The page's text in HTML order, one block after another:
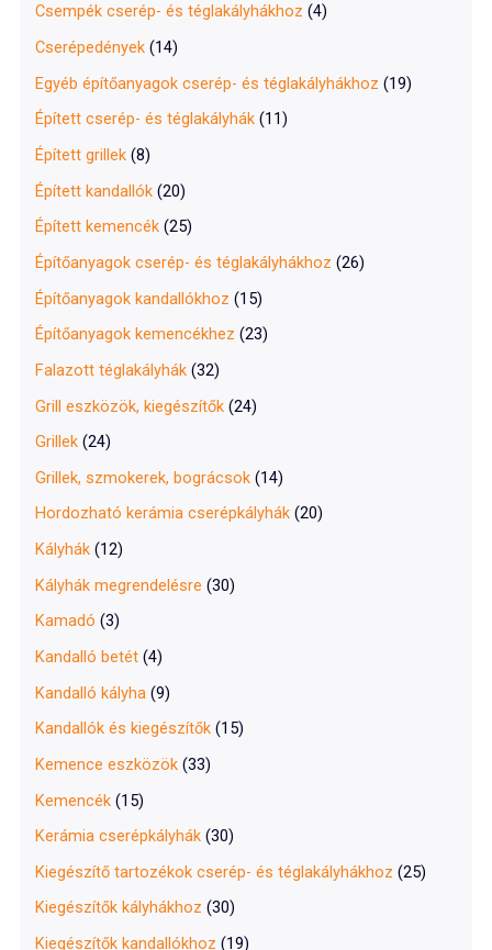
Csempék cserép- és téglakályhákhoz (4)
Cserépedények (14)
Egyéb építőanyagok cserép- és téglakályhákhoz (19)
Épített cserép- és téglakályhák (11)
Épített grillek (8)
Épített kandallók (20)
Épített kemencék (25)
Építőanyagok cserép- és téglakályhákhoz (26)
Építőanyagok kandallókhoz (15)
Építőanyagok kemencékhez (23)
Falazott téglakályhák (32)
Grill eszközök, kiegészítők (24)
Grillek (24)
Grillek, szmokerek, bográcsok (14)
Hordozható kerámia cserépkályhák (20)
Kályhák (12)
Kályhák megrendelésre (30)
Kamadó (3)
Kandalló betét (4)
Kandalló kályha (9)
Kandallók és kiegészítők (15)
Kemence eszközök (33)
Kemencék (15)
Kerámia cserépkályhák (30)
Kiegészítő tartozékok cserép- és téglakályhákhoz (25)
Kiegészítők kályhákhoz (30)
Kiegészítők kandallókhoz (19)